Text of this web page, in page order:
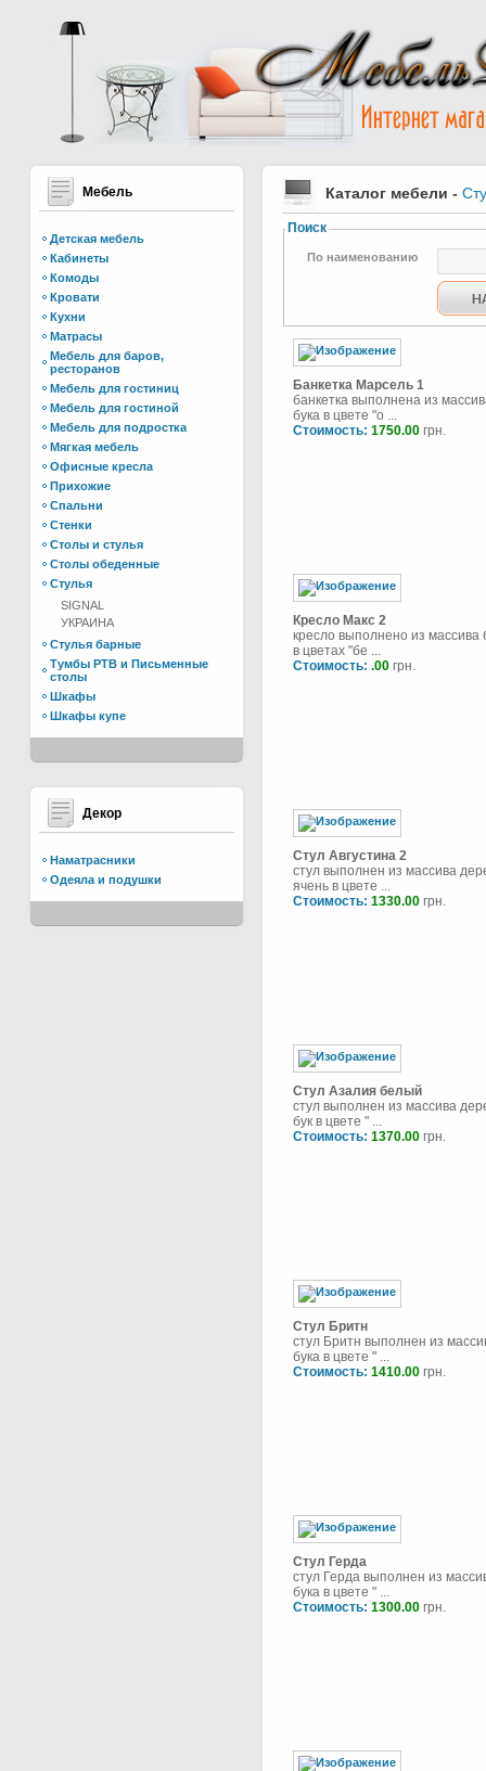
Мебель
Детская мебель
Кабинеты
Комоды
Кровати
Кухни
Матрасы
Мебель для баров,
ресторанов
Мебель для гостиниц
Мебель для гостиной
Мебель для подростка
Мягкая мебель
Офисные кресла
Прихожие
Спальни
Стенки
Столы и стулья
Столы обеденные
Стулья
SIGNAL
УКРАИНА
Стулья барные
Тумбы РТВ и Письменные
столы
Шкафы
Шкафы купе
Декор
Наматрасники
Одеяла и подушки
Каталог мебели -
Поиск
По наименованию
Банкетка Марсель 1
банкетка выполнена из
бука в цвете "о ...
Стоимость: 1750.00 грн.
Кресло Макс 2
кресло выполнено из массива
в цветах "бе ...
Стоимость: .00 грн.
Стул Августина 2
стул выполнен из массива
ячень в цвете ...
Стоимость: 1330.00 грн.
Стул Азалия белый
стул выполнен из массива
бук в цвете " ...
Стоимость: 1370.00 грн.
Стул Бритн
стул Бритн выполнен из
бука в цвете " ...
Стоимость: 1410.00 грн.
Стул Герда
стул Герда выполнен из
бука в цвете " ...
Стоимость: 1300.00 грн.